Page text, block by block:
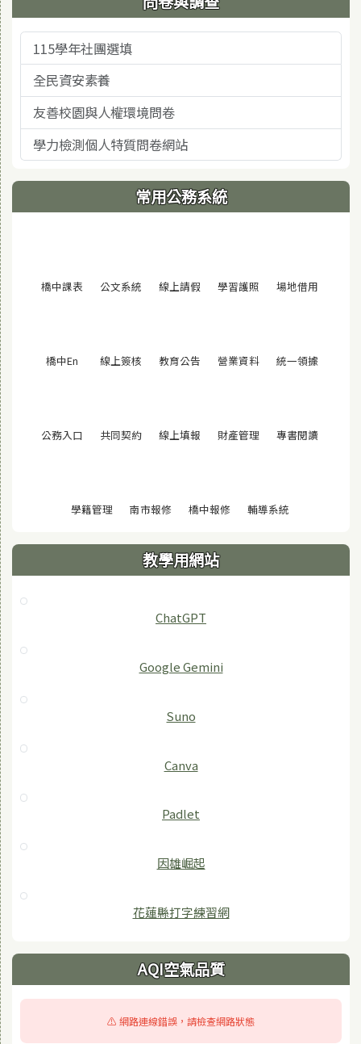
115學年社團選填
全民資安素養
友善校園與人權環境問卷
學力檢測個人特質問卷網站
常用公務系統
橋中課表 (另開視窗)
公文系統 (另開視窗)
線上請假 (另開視窗)
學習護照 (另開視窗)
場地借用
橋中En (另開視窗)
線上簽核 (另開視窗)
教育公告 (另開視窗)
營業資料(另開視窗)
統一領據
公務入口 (另開視窗)
共同契約(另開視窗)
線上填報 (另開視窗)
財產管理 (另開視窗)
專書閱讀
學籍管理(另開視窗)
南市報修(另開視窗)
橋中報修(另開視窗)
輔導系統(另開視窗)
教學用網站
ChatGPT
‎Google Gemini
Suno
Canva
Padlet
因雄崛起
花蓮縣打字練習網
AQI空氣品質
⚠️ 網路連線錯誤，請檢查網路狀態